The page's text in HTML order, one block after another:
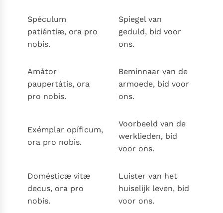
Spéculum
patiéntiæ, ora pro
nobis.
Spiegel van
geduld, bid voor
ons.
Amátor
paupertátis, ora
pro nobis.
Beminnaar van de
armoede, bid voor
ons.
Exémplar opíficum,
ora pro nobis.
Voorbeeld van de
werklieden, bid
voor ons.
Domésticæ vitæ
decus, ora pro
nobis.
Luister van het
huiselijk leven, bid
voor ons.